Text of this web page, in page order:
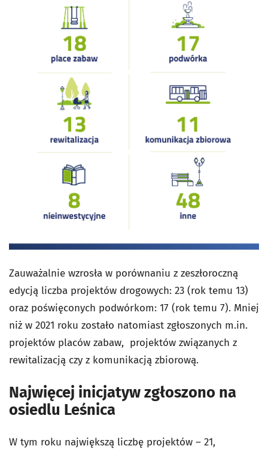
Zauważalnie wzrosła w porównaniu z zeszłoroczną
edycją liczba projektów drogowych: 23 (rok temu 13)
oraz poświęconych podwórkom: 17 (rok temu 7). Mniej
niż w 2021 roku zostało natomiast zgłoszonych m.in.
projektów placów zabaw, projektów związanych z
rewitalizacją czy z komunikacją zbiorową.
Najwięcej inicjatyw zgłoszono na
osiedlu Leśnica
W tym roku największą liczbę projektów – 21,